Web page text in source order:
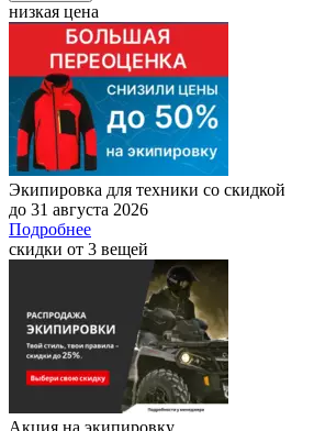
низкая цена
Экипировка для техники со скидкой
до 31 августа 2026
Подробнее
скидки от 3 вещей
Акция на экипировку